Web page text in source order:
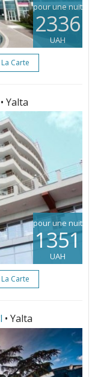
pour une nuit
2336
UAH
Carte
• Yalta
pour une nuit
1351
UAH
Carte
• Yalta